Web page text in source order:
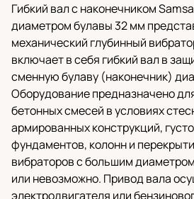
Гибкий вал с наконечником
диаметром булавы 32 мм
механический глубинный
включает в себя гибкий вал в
сменную булаву (наконечник)
Оборудование предназначено
бетонных смесей в условиях
армированных конструкций,
фундаментов, колонн и
вибраторов с большим
или невозможно. Привод вала
электродвигателя или